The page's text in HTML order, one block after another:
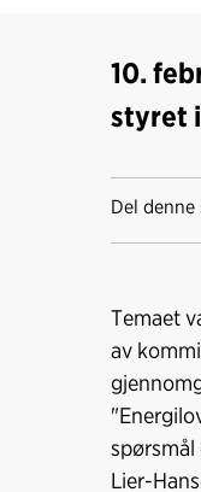
10.
styret
Del denne
Temaet
av
Lier-